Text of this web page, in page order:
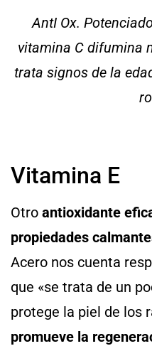
AntI Ox.
vitamina C difumina
trata signos de la
Vitamina E
Otro antioxidante
propiedades
Acero nos cuenta
que «se trata de un
protege la piel de los
promueve la